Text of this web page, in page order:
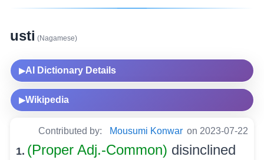
usti (Nagamese)
▶AI Dictionary Details
▶Wikipedia
Contributed by: Mousumi Konwar on 2023-07-22
1. (Proper Adj.-Common) disinclined